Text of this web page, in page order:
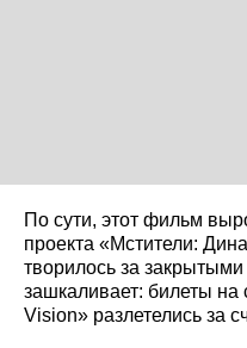
По сути, этот фильм
проекта «Мстители:
творилось за
зашкаливает: билеты
Vision» разлетелись за